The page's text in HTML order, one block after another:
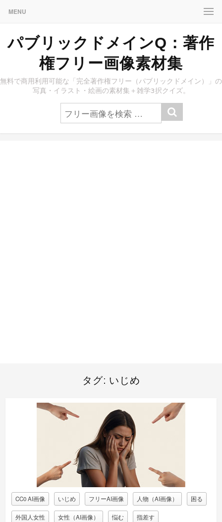
MENU
パブリックドメインQ：著作
権フリー画像素材集
無料で商用利用可能な「完全著作権フリー（パブリックドメイン）」の
写真・イラスト・絵画の素材集＋雑学3択クイズ。
タグ: いじめ
CC0 AI画像 いじめ フリーAI画像 人物（AI画像） 困る
外国人女性 女性（AI画像） 悩む 指差す